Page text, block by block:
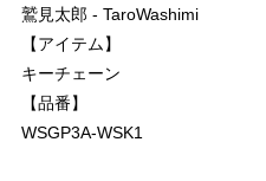
鷲見太郎 - TaroWashimi
【アイテム】
キーチェーン
【品番】
WSGP3A-WSK1